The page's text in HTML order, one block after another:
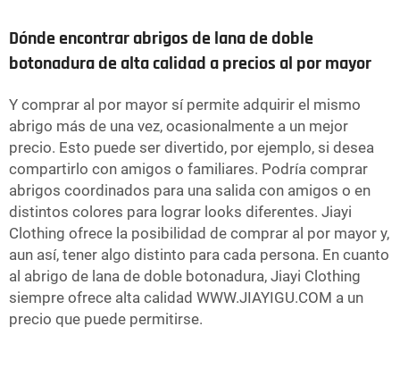
Dónde encontrar abrigos de lana de doble
botonadura de alta calidad a precios al por mayor
Y comprar al por mayor sí permite adquirir el mismo
abrigo más de una vez, ocasionalmente a un mejor
precio. Esto puede ser divertido, por ejemplo, si desea
compartirlo con amigos o familiares. Podría comprar
abrigos coordinados para una salida con amigos o en
distintos colores para lograr looks diferentes. Jiayi
Clothing ofrece la posibilidad de comprar al por mayor y,
aun así, tener algo distinto para cada persona. En cuanto
al abrigo de lana de doble botonadura, Jiayi Clothing
siempre ofrece alta calidad WWW.JIAYIGU.COM a un
precio que puede permitirse.